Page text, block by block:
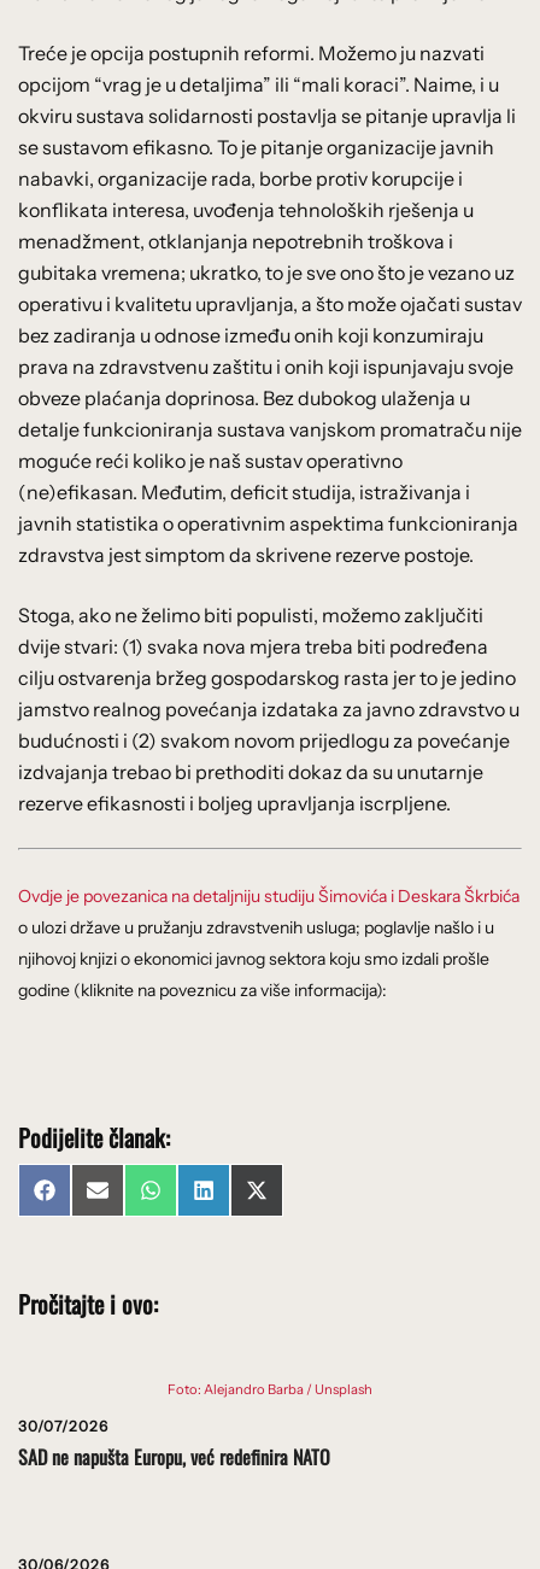
Treće je opcija postupnih reformi. Možemo ju nazvati
opcijom “vrag je u detaljima” ili “mali koraci”. Naime, i u
okviru sustava solidarnosti postavlja se pitanje upravlja li
se sustavom efikasno. To je pitanje organizacije javnih
nabavki, organizacije rada, borbe protiv korupcije i
konflikata interesa, uvođenja tehnoloških rješenja u
menadžment, otklanjanja nepotrebnih troškova i
gubitaka vremena; ukratko, to je sve ono što je vezano uz
operativu i kvalitetu upravljanja, a što može ojačati sustav
bez zadiranja u odnose između onih koji konzumiraju
prava na zdravstvenu zaštitu i onih koji ispunjavaju svoje
obveze plaćanja doprinosa. Bez dubokog ulaženja u
detalje funkcioniranja sustava vanjskom promatraču nije
moguće reći koliko je naš sustav operativno
(ne)efikasan. Međutim, deficit studija, istraživanja i
javnih statistika o operativnim aspektima funkcioniranja
zdravstva jest simptom da skrivene rezerve postoje.
Stoga, ako ne želimo biti populisti, možemo zaključiti
dvije stvari: (1) svaka nova mjera treba biti podređena
cilju ostvarenja bržeg gospodarskog rasta jer to je jedino
jamstvo realnog povećanja izdataka za javno zdravstvo u
budućnosti i (2) svakom novom prijedlogu za povećanje
izdvajanja trebao bi prethoditi dokaz da su unutarnje
rezerve efikasnosti i boljeg upravljanja iscrpljene.
Ovdje je povezanica na detaljniju studiju Šimovića i Deskara Škrbića
o ulozi države u pružanju zdravstvenih usluga; poglavlje našlo i u
njihovoj knjizi o ekonomici javnog sektora koju smo izdali prošle
godine (kliknite na poveznicu za više informacija):
Podijelite članak:
Share
on
FacebookShare
on
Email Share
on
WhatsAppShare
on
LinkedInShare
on
X
(Twitter)
Pročitajte i ovo:
Foto: Alejandro Barba / Unsplash
30/07/2026
SAD ne napušta Europu, već redefinira NATO
30/06/2026